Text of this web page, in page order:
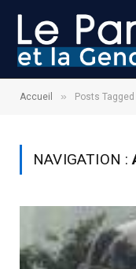
Accueil » Posts
NAVIGATION :